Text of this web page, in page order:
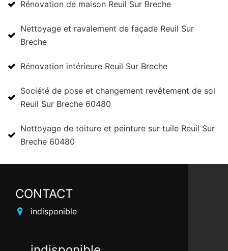
Rénovation de maison Reuil Sur Breche
Nettoyage et ravalement de façade Reuil Sur
Breche
Rénovation intérieure Reuil Sur Breche
Société de pose et changement revêtement de sol
Reuil Sur Breche 60480
Nettoyage de toiture et peinture sur tuile Reuil Sur
Breche 60480
CONTACT
indisponible